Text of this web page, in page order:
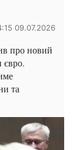
09.07.2026
про новий
євро.
та